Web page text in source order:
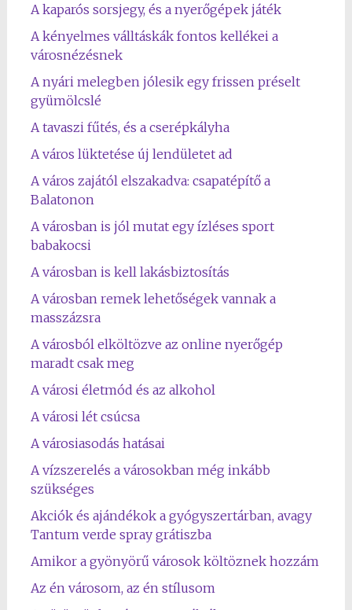
A kaparós sorsjegy, és a nyerőgépek játék
A kényelmes válltáskák fontos kellékei a
városnézésnek
A nyári melegben jólesik egy frissen préselt
gyümölcslé
A tavaszi fűtés, és a cserépkályha
A város lüktetése új lendületet ad
A város zajától elszakadva: csapatépítő a
Balatonon
A városban is jól mutat egy ízléses sport
babakocsi
A városban is kell lakásbiztosítás
A városban remek lehetőségek vannak a
masszázsra
A városból elköltözve az online nyerőgép
maradt csak meg
A városi életmód és az alkohol
A városi lét csúcsa
A városiasodás hatásai
A vízszerelés a városokban még inkább
szükséges
Akciók és ajándékok a gyógyszertárban, avagy
Tantum verde spray grátiszba
Amikor a gyönyörű városok költöznek hozzám
Az én városom, az én stílusom